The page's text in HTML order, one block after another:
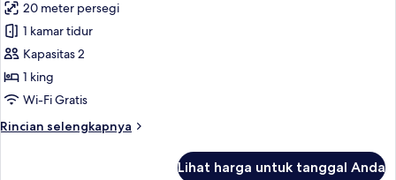
Kamar
Double
atau
Twin
Deluks,
Tempat
20 meter persegi
1 kamar tidur
Kapasitas 2
1 king
Wi-Fi Gratis
Rincian selengkapnya
Rincian
Lihat harga untuk tanggal Anda